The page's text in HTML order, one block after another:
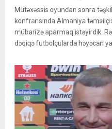
Mütəxəssis oyundan sonra
konfransında Almaniya
mübarizə aparmaq istəyirdik.
dəqiqə futbolçularda həyəcan